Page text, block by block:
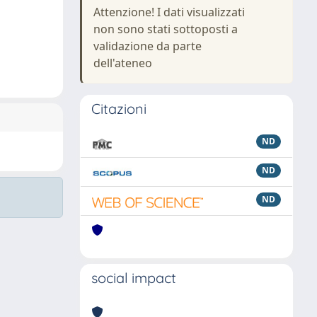
Attenzione! I dati visualizzati
non sono stati sottoposti a
validazione da parte
dell'ateneo
Citazioni
ND
ND
ND
social impact